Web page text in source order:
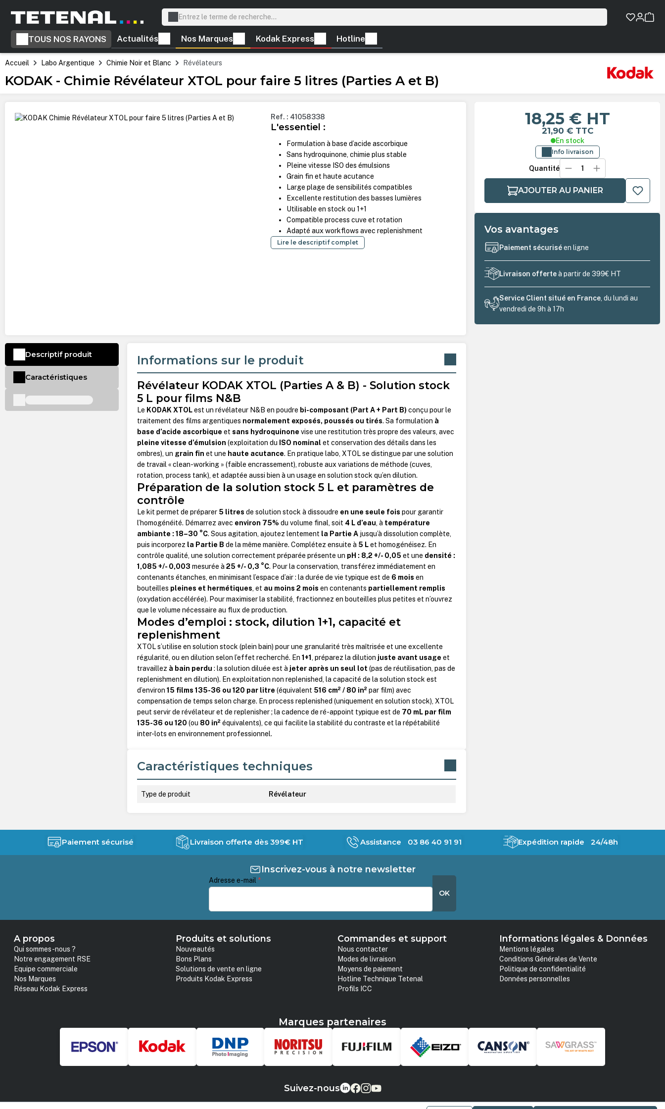
Passer à la navigation principale
TOUS NOS RAYONS Actualités Nos Marques Kodak Express Hotline
Accueil Labo Argentique Chimie Noir et Blanc Révélateurs
KODAK - Chimie Révélateur XTOL pour faire 5 litres (Parties A et B)
Ignorer la galerie d'images Ref. : 41058338
L'essentiel :
Formulation à base d’acide ascorbique
Sans hydroquinone, chimie plus stable
Pleine vitesse ISO des émulsions
Grain fin et haute acutance
Large plage de sensibilités compatibles
Excellente restitution des basses lumières
Utilisable en stock ou 1+1
Compatible process cuve et rotation
Adapté aux workflows avec replenishment
Lire le descriptif complet
18,25 € HT
21,90 € TTC
En stock
Info livraison
Quantité
AJOUTER AU PANIER
Vos avantages
Paiement sécuriséen ligne
Livraison offerteà partir de 399€ HT
Service Client situé en France , du lundi au
vendredi de 9h à 17h
Informations sur le produit
Révélateur KODAK XTOL (Parties A & B) - Solution stock
5 L pour films N&B
Le KODAK XTOLest un révélateur N&B en poudre bi-composant (Part A + Part B) conçu pour le
traitement des films argentiques normalement exposés, poussés ou tirés. Sa formulation à
base d’acide ascorbique etsans hydroquinone vise une restitution très propre des valeurs, avec
pleine vitesse d’émulsion (exploitation du ISO nominal et conservation des détails dans les
ombres), un grain fin et une haute acutance. En pratique labo, XTOL se distingue par une solution
de travail « clean-working » (faible encrassement), robuste aux variations de méthode (cuves,
rotation, process tank), et adaptée aussi bien à un usage en solution stock qu’en dilution.
Préparation de la solution stock 5 L et paramètres de
contrôle
Le kit permet de préparer 5 litres de solution stock à dissoudre en une seule fois pour garantir
l’homogénéité. Démarrez avec environ 75% du volume final, soit 4 L d’eau, à température
ambiante : 18–30 °C. Sous agitation, ajoutez lentement la Partie A jusqu’à dissolution complète,
puis incorporez la Partie B de la même manière. Complétez ensuite à 5 Let homogénéisez. En
contrôle qualité, une solution correctement préparée présente un pH : 8,2 +/- 0,05 et une densité :
1,085 +/- 0,003 mesurée à25 +/- 0,3 °C. Pour la conservation, transférez immédiatement en
contenants étanches, en minimisant l’espace d’air : la durée de vie typique est de 6 mois en
bouteilles pleines et hermétiques, et au moins 2 mois en contenants partiellement remplis
(oxydation accélérée). Pour maximiser la stabilité, fractionnez en bouteilles plus petites et n’ouvrez
que le volume nécessaire au flux de production.
Modes d’emploi : stock, dilution 1+1, capacité et
replenishment
XTOL s’utilise en solution stock (plein bain) pour une granularité très maîtrisée et une excellente
régularité, ou en dilution selon l’effet recherché. En1+1, préparez la dilution juste avant usage et
travaillez à bain perdu : la solution diluée est à jeter après un seul lot (pas de réutilisation, pas de
replenishment en dilution). En exploitation non replenished, la capacité de la solution stock est
d’environ15 films 135-36 ou 120 par litre (équivalent 516 cm² / 80 in²par film) avec
compensation de temps selon charge. En process replenished (uniquement en solution stock), XTOL
peut servir de révélateur et de replenisher ; la cadence de ré-appoint typique est de 70 mL par film
135-36 ou 120 (ou 80 in²équivalents), ce qui facilite la stabilité du contraste et la répétabilité
inter-lots en environnement professionnel.
Caractéristiques techniques
Type de produit Révélateur
Descriptif produit
Caractéristiques
Paiement sécurisé Livraison offerte dès 399€ HT Assistance 03 86 40 91 91 Expédition rapide 24/48h
Inscrivez-vous à notre newsletter
Adresse e-mail *
OK
A propos
Qui sommes-nous ?
Notre engagement RSE
Equipe commerciale
Nos Marques
Réseau Kodak Express
Produits et solutions
Nouveautés
Bons Plans
Solutions de vente en ligne
Produits Kodak Express
Commandes et support
Nous contacter
Modes de livraison
Moyens de paiement
Hotline Technique Tetenal
Profils ICC
Informations légales & Données
Mentions légales
Conditions Générales de Vente
Politique de confidentialité
Données personnelles
Marques partenaires
Suivez-nous